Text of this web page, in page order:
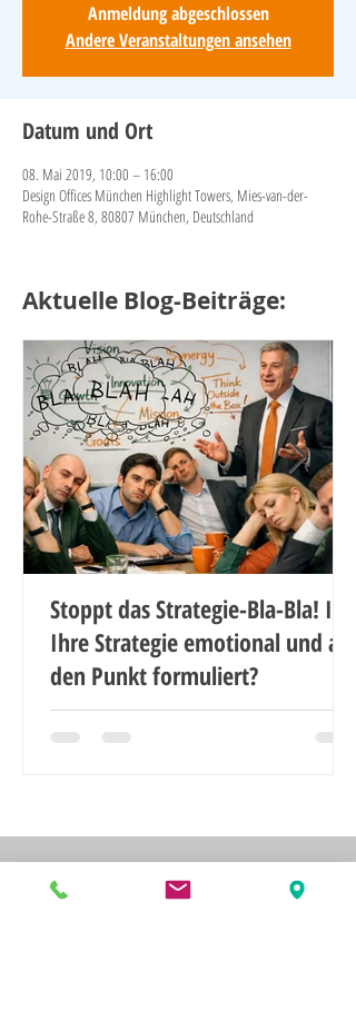
Anmeldung abgeschlossen
Andere Veranstaltungen ansehen
Datum und Ort
08. Mai 2019, 10:00 – 16:00
Design Offices München Highlight Towers, Mies-van-der-
Rohe-Straße 8, 80807 München, Deutschland
Aktuelle Blog-Beiträge:
Stoppt das Strategie-Bla-Bla! Ist
Ihre Strategie emotional und auf
den Punkt formuliert?
Impressum